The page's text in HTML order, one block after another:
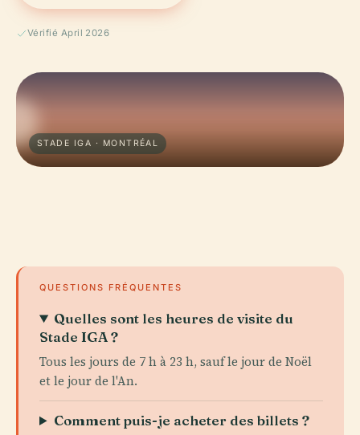
Vérifié April 2026
STADE IGA · MONTRÉAL
QUESTIONS FRÉQUENTES
Quelles sont les heures de visite du
Stade IGA ?
Tous les jours de 7 h à 23 h, sauf le jour de Noël
et le jour de l'An.
Comment puis-je acheter des billets ?